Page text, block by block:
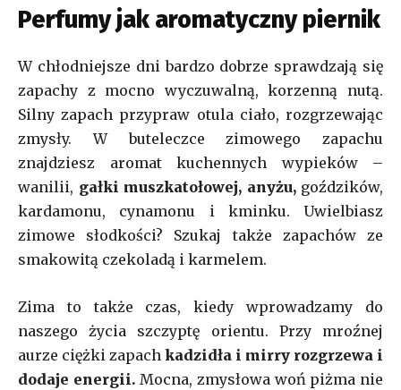
Perfumy jak aromatyczny piernik
W chłodniejsze dni bardzo dobrze sprawdzają się
zapachy z mocno wyczuwalną, korzenną nutą.
Silny zapach przypraw otula ciało, rozgrzewając
zmysły. W buteleczce zimowego zapachu
znajdziesz aromat kuchennych wypieków –
wanilii, gałki muszkatołowej, anyżu,goździków,
kardamonu, cynamonu i kminku. Uwielbiasz
zimowe słodkości? Szukaj także zapachów ze
smakowitą czekoladą i karmelem.
Zima to także czas, kiedy wprowadzamy do
naszego życia szczyptę orientu. Przy mroźnej
aurze ciężki zapach kadzidła i mirry rozgrzewa i
dodaje energii. Mocna, zmysłowa woń piżma nie